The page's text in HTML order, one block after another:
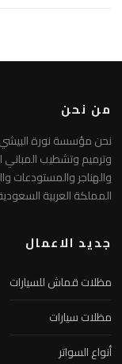
من نحن
نحن مؤسسة نورة البيشي
وترميم وتشطيب المباني
والهناجر والمستودعات
المملكة العربية
جديد الاعمال
مظلات قماش للسيارات
مظلات سيارات
أنواع السواتر